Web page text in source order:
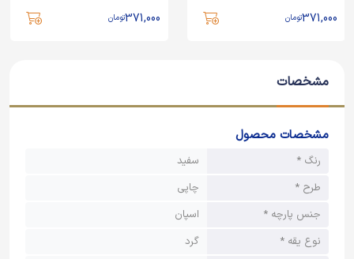
371,000تومان 371,000تومان
مشخصات
مشخصات محصول
رنگ *
سفید
طرح *
چاپی
جنس پارچه *
اسپان
نوع یقه *
گرد